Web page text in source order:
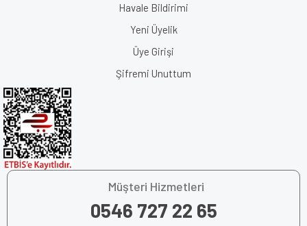
Havale Bildirimi
Yeni Üyelik
Üye Girişi
Şifremi Unuttum
Müşteri Hizmetleri
0546 727 22 65